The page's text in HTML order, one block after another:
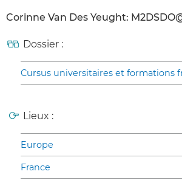
Corinne Van Des Yeught:
Dossier :
Cursus universitaires et formations
Lieux :
Europe
France